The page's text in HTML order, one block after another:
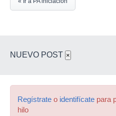
NUEVO POST ×
Regístrate o identifícate para
hilo